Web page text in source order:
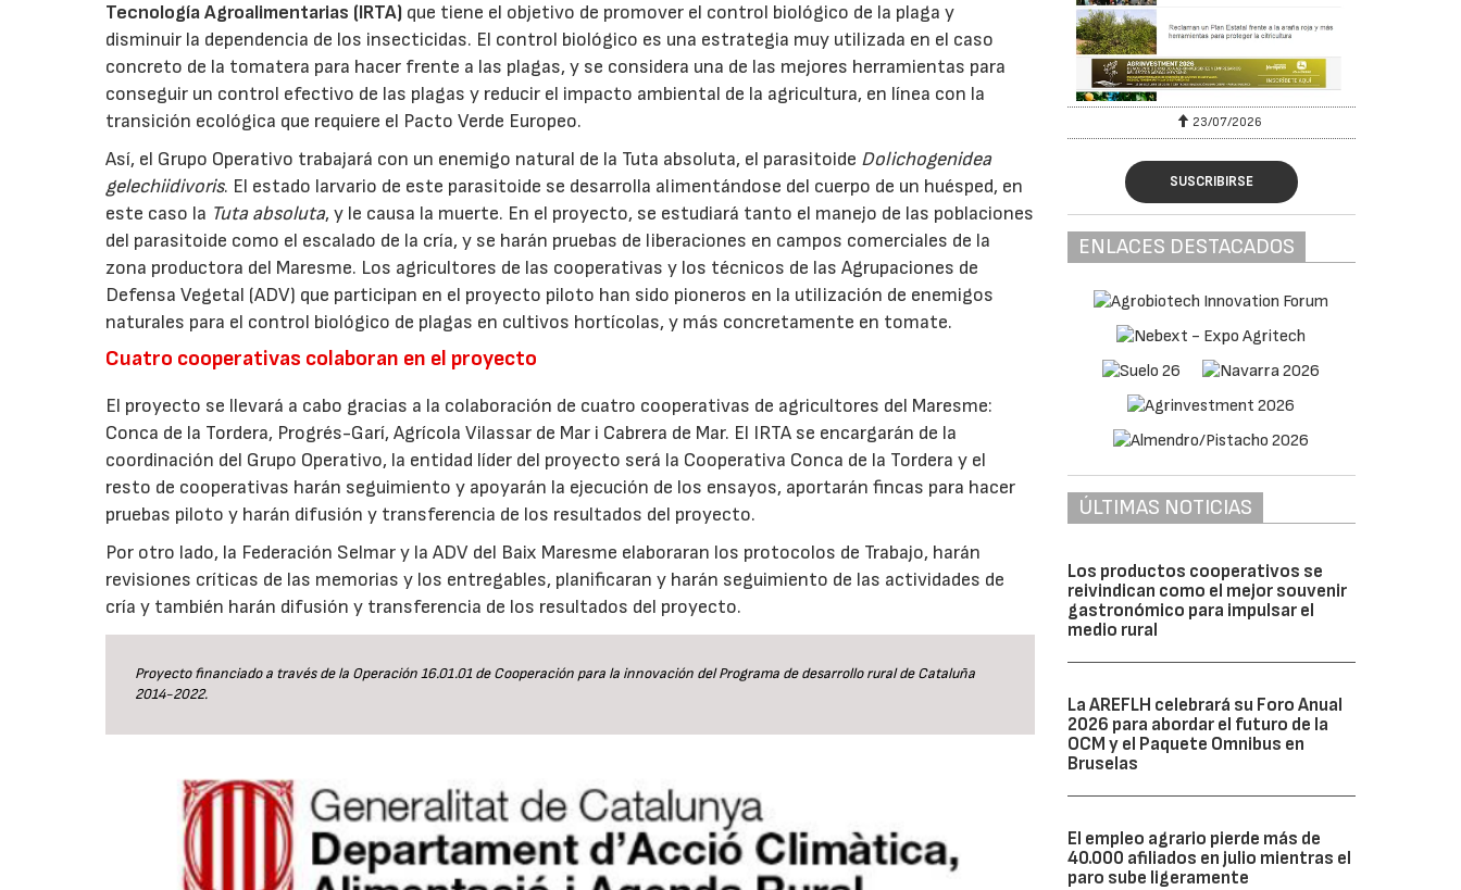
Tecnología Agroalimentarias (IRTA) que tiene el objetivo de promover el control biológico de la plaga y
disminuir la dependencia de los insecticidas. El control biológico es una estrategia muy utilizada en el caso
concreto de la tomatera para hacer frente a las plagas, y se considera una de las mejores herramientas para
conseguir un control efectivo de las plagas y reducir el impacto ambiental de la agricultura, en línea con la
transición ecológica que requiere el Pacto Verde Europeo.
Así, el Grupo Operativo trabajará con un enemigo natural de la Tuta absoluta, el parasitoide Dolichogenidea
gelechiidivoris. El estado larvario de este parasitoide se desarrolla alimentándose del cuerpo de un huésped, en
este caso la Tuta absoluta, y le causa la muerte. En el proyecto, se estudiará tanto el manejo de las poblaciones
del parasitoide como el escalado de la cría, y se harán pruebas de liberaciones en campos comerciales de la
zona productora del Maresme. Los agricultores de las cooperativas y los técnicos de las Agrupaciones de
Defensa Vegetal (ADV) que participan en el proyecto piloto han sido pioneros en la utilización de enemigos
naturales para el control biológico de plagas en cultivos hortícolas, y más concretamente en tomate.
Cuatro cooperativas colaboran en el proyecto
El proyecto se llevará a cabo gracias a la colaboración de cuatro cooperativas de agricultores del Maresme:
Conca de la Tordera, Progrés-Garí, Agrícola Vilassar de Mar i Cabrera de Mar. El IRTA se encargarán de la
coordinación del Grupo Operativo, la entidad líder del proyecto será la Cooperativa Conca de la Tordera y el
resto de cooperativas harán seguimiento y apoyarán la ejecución de los ensayos, aportarán fincas para hacer
pruebas piloto y harán difusión y transferencia de los resultados del proyecto.
Por otro lado, la Federación Selmar y la ADV del Baix Maresme elaboraran los protocolos de Trabajo, harán
revisiones críticas de las memorias y los entregables, planificaran y harán seguimiento de las actividades de
cría y también harán difusión y transferencia de los resultados del proyecto.
Proyecto financiado a través de la Operación 16.01.01 de Cooperación para la innovación del Programa de desarrollo rural de Cataluña
2014-2022.
23/07/2026
SUSCRIBIRSE
ENLACES DESTACADOS
ÚLTIMAS NOTICIAS
Los productos cooperativos se
reivindican como el mejor souvenir
gastronómico para impulsar el
medio rural
La AREFLH celebrará su Foro Anual
2026 para abordar el futuro de la
OCM y el Paquete Omnibus en
Bruselas
El empleo agrario pierde más de
40.000 afiliados en julio mientras el
paro sube ligeramente